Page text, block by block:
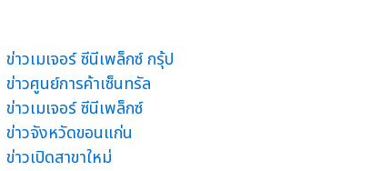
ข่าวเมเจอร์ ซีนีเพล็กซ์ กรุ้ป
ข่าวศูนย์การค้าเซ็นทรัล
ข่าวเมเจอร์ ซีนีเพล็กซ์
ข่าวจังหวัดขอนแก่น
ข่าวเปิดสาขาใหม่